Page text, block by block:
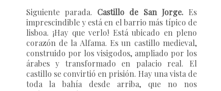
Siguiente parada. Castillo de San Jorge.Es
imprescindible y está en el barrio más típico de
lisboa. ¡Hay que verlo! Está ubicado en pleno
corazón de la Alfama. Es un castillo medieval,
construido por los visigodos, ampliado por los
árabes y transformado en palacio real. El
castillo se convirtió en prisión. Hay una vista de
toda la bahía desde arriba, que no nos